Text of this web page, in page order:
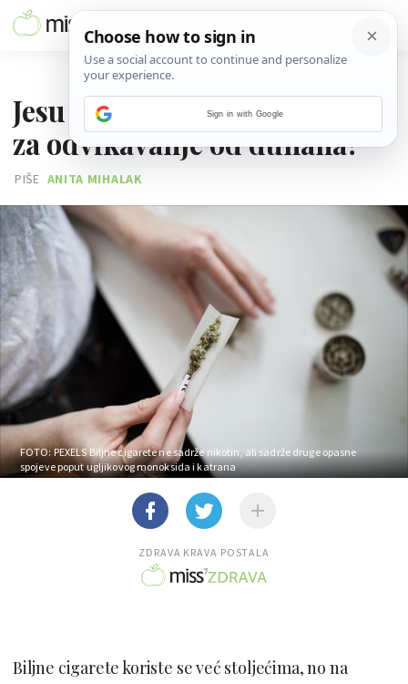
Jesu li biljne cigarete rješenje
za odvikavanje od duhana?
PIŠE ANITA MIHALAK
FOTO: PEXELSBiljne cigarete ne sadrže nikotin, ali sadrže druge opasne
spojeve poput ugljikovog monoksida i katrana
ZDRAVA KRAVA POSTALA
Biljne cigarete koriste se već stoljećima, no na
Sign in with Google